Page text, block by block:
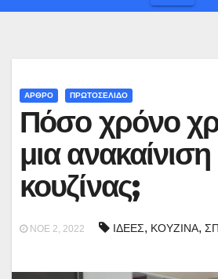
ΑΡΘΡΟ ΠΡΩΤΟΣΕΛΙΔΟ
Πόσο χρόνο
μια ανακαίνιση
κουζίνας;
ΝΟΈ 2, 2022 ΙΔΕΕΣ, ΚΟΥΖΙΝΑ,